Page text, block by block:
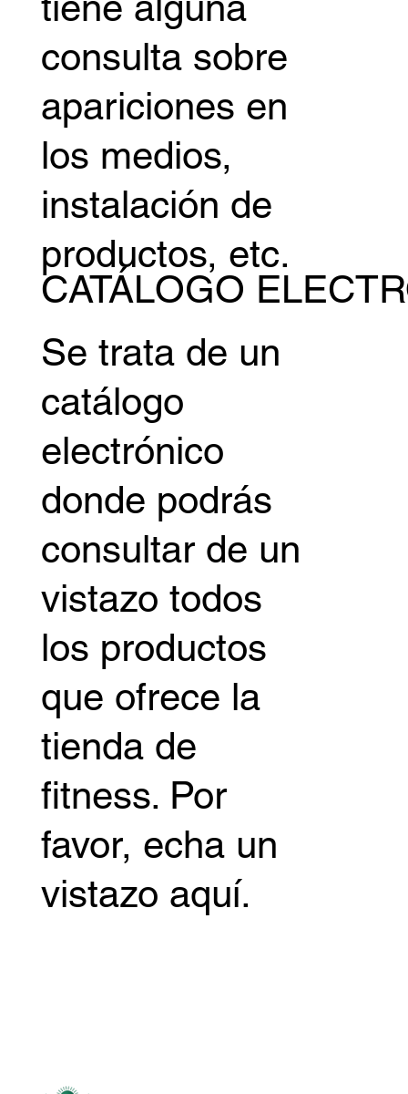
consulta sobre
apariciones en
los medios,
instalación de
productos, etc.
CATÁLOGO
Se trata de un
catálogo
electrónico
donde podrás
consultar de un
vistazo todos
los productos
que ofrece la
tienda de
fitness. Por
favor, echa un
vistazo aquí.